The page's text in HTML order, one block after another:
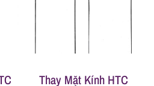
Thay Mặt Kính HTC